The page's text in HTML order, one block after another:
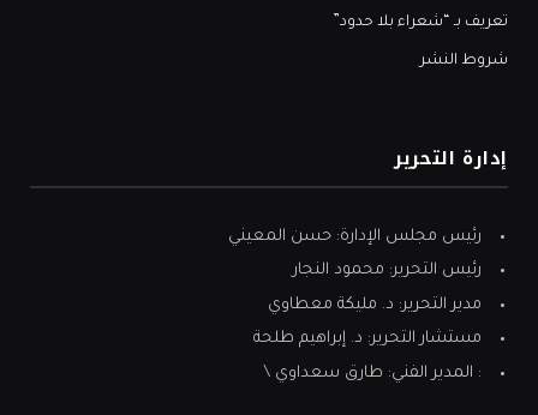
تعريف بـ “شعراء بلا حدود”
شروط النشر
إدارة التحرير
رئيس مجلس الإدارة: حسن المعيني
رئيس التحرير: محمود النجار
مدير التحرير: د. مليكة معطاوي
مستشار التحرير: د. إبراهيم طلحة
: المدير الفني: طارق سعداوي \